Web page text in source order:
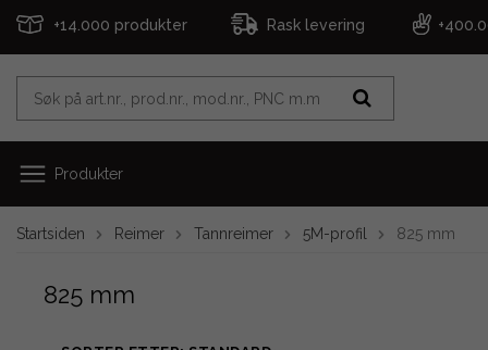
+14.000 produkter Rask levering
Produkter
Startsiden Reimer Tannreimer 5M-profil 825 mm
825 mm